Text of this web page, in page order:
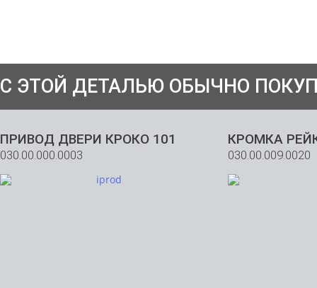
С ЭТОЙ ДЕТАЛЬЮ ОБЫЧНО
ПРИВОД ДВЕРИ КРОКО 101
030.00.000.0003
КРОМКА
030.00.009.0020
(8482)20-20-50
office@ador.su
Стать дилером
О компании
Новости